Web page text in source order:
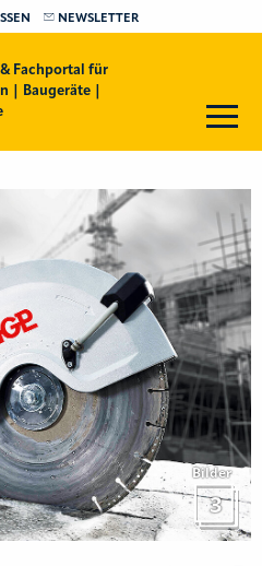
NEWSLETTER
Fachportal für
| Baugeräte |
Bilder
3